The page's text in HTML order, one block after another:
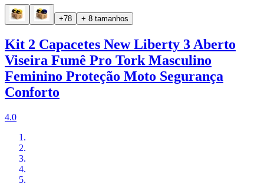
+78 + 8 tamanhos
Kit 2 Capacetes New Liberty 3 Aberto
Viseira Fumê Pro Tork Masculino
Feminino Proteção Moto Segurança
Conforto
4.0